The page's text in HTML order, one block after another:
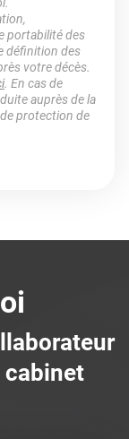
portabilité des
définition des
votre décès.
. En cas de
auprès de la
protection de
cabinet